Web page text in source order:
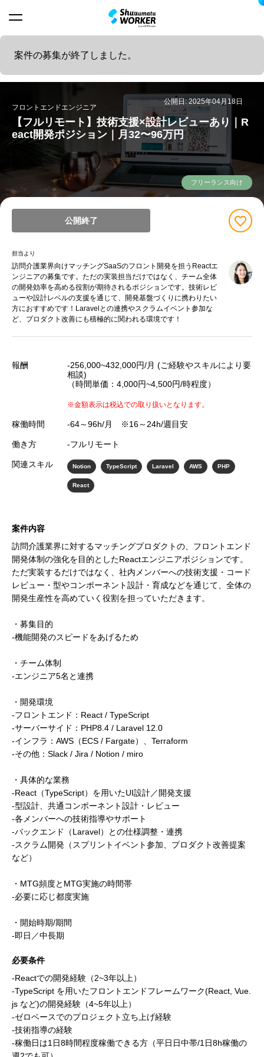
案件の募集が終了しました。
フロントエンドエンジニア
【フルリモート】技術支援×設計レビューあり｜R
eact開発ポジション｜月32〜96万円
公開日: 2025年04月18日
フリーランス向け
公開終了
担当より
訪問介護業界向けマッチングSaaSのフロント開発を担うReactエ
ンジニアの募集です。ただの実装担当だけではなく、チーム全体
の開発効率を高める役割が期待されるポジションです。技術レビ
ューや設計レベルの支援を通じて、開発基盤づくりに携わりたい
方におすすめです！Laravelとの連携やスクラムイベント参加な
ど、プロダクト改善にも積極的に関われる環境です！
報酬
-256,000~432,000円/月 (ご経験やスキルにより要
相談)
（時間単価：4,000円~4,500円/時程度）
※金額表示は税込での取り扱いとなります。
稼働時間 -64～96h/月 ※16～24h/週目安
働き方 -フルリモート
関連スキル Notion TypeScript Laravel AWS PHP
React
案件内容
訪問介護業界に対するマッチングプロダクトの、フロントエンド
開発体制の強化を目的としたReactエンジニアポジションです。
ただ実装するだけではなく、社内メンバーへの技術支援・コード
レビュー・型やコンポーネント設計・育成などを通じて、全体の
開発生産性を高めていく役割を担っていただきます。
・募集目的
-機能開発のスピードをあげるため
・チーム体制
-エンジニア5名と連携
・開発環境
-フロントエンド：React / TypeScript
-サーバーサイド：PHP8.4 / Laravel 12.0
-インフラ：AWS（ECS / Fargate）、Terraform
-その他：Slack / Jira / Notion / miro
・具体的な業務
-React（TypeScript）を用いたUI設計／開発支援
-型設計、共通コンポーネント設計・レビュー
-各メンバーへの技術指導やサポート
-バックエンド（Laravel）との仕様調整・連携
-スクラム開発（スプリントイベント参加、プロダクト改善提案
など）
・MTG頻度とMTG実施の時間帯
-必要に応じ都度実施
・開始時期/期間
-即日／中長期
必要条件
-Reactでの開発経験（2~3年以上）
-TypeScript を用いたフロントエンドフレームワーク(React, Vue.
js など)の開発経験（4~5年以上）
-ゼロベースでのプロジェクト立ち上げ経験
-技術指導の経験
-稼働日は1日8時間程度稼働できる方（平日日中帯/1日8h稼働の